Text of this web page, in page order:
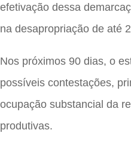
efetivação dessa
na desapropriação de até
Nos próximos 90 dias, o
possíveis contestações,
ocupação substancial da
produtivas.